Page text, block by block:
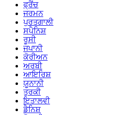
ਫ੍ਰੈਂਚ
ਜਰਮਨ
ਪੁਰਤਗਾਲੀ
ਸਪੈਨਿਸ਼
ਰੂਸੀ
ਜਪਾਨੀ
ਕੋਰੀਅਨ
ਅਰਬੀ
ਆਇਰਿਸ਼
ਯੂਨਾਨੀ
ਤੁਰਕੀ
ਇਤਾਲਵੀ
ਡੈਨਿਸ਼